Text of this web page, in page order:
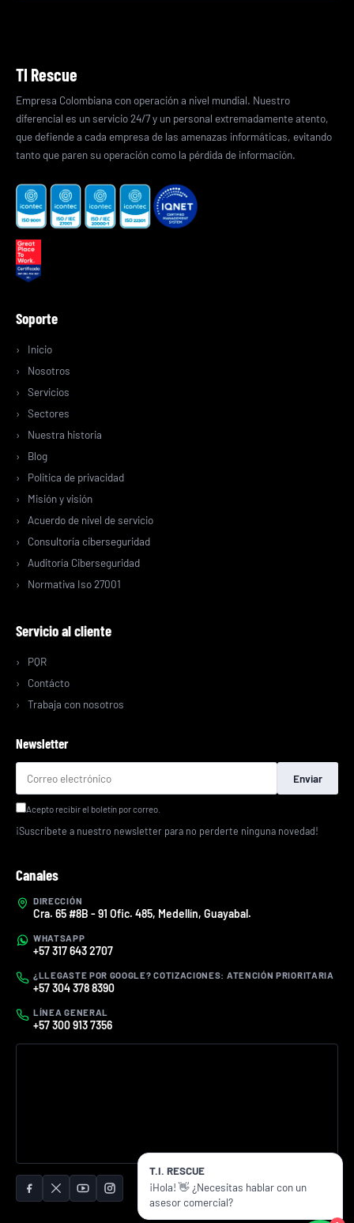
TI Rescue
Empresa Colombiana con operación a nivel mundial. Nuestro
diferencial es un servicio 24/7 y un personal extremadamente atento,
que defiende a cada empresa de las amenazas informáticas, evitando
tanto que paren su operación como la pérdida de información.
Soporte
Inicio
Nosotros
Servicios
Sectores
Nuestra historia
Blog
Politica de privacidad
Misión y visión
Acuerdo de nivel de servicio
Consultoría ciberseguridad
Auditoría Ciberseguridad
Normativa Iso 27001
Servicio al cliente
PQR
Contácto
Trabaja con nosotros
Newsletter
Enviar
Acepto recibir el boletín por correo.
¡Suscríbete a nuestro newsletter para no perderte ninguna novedad!
Canales
DIRECCIÓN
Cra. 65 #8B - 91 Ofic. 485, Medellín, Guayabal.
WHATSAPP
+57 317 643 2707
¿LLEGASTE POR GOOGLE? COTIZACIONES: ATENCIÓN PRIORITARIA
+57 304 378 8390
LÍNEA GENERAL
+57 300 913 7356
T.I. RESCUE
¡Hola! 👋 ¿Necesitas hablar con un
asesor comercial?